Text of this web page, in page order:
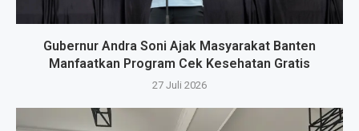
Gubernur Andra Soni Ajak Masyarakat Banten
Manfaatkan Program Cek Kesehatan Gratis
27 Juli 2026